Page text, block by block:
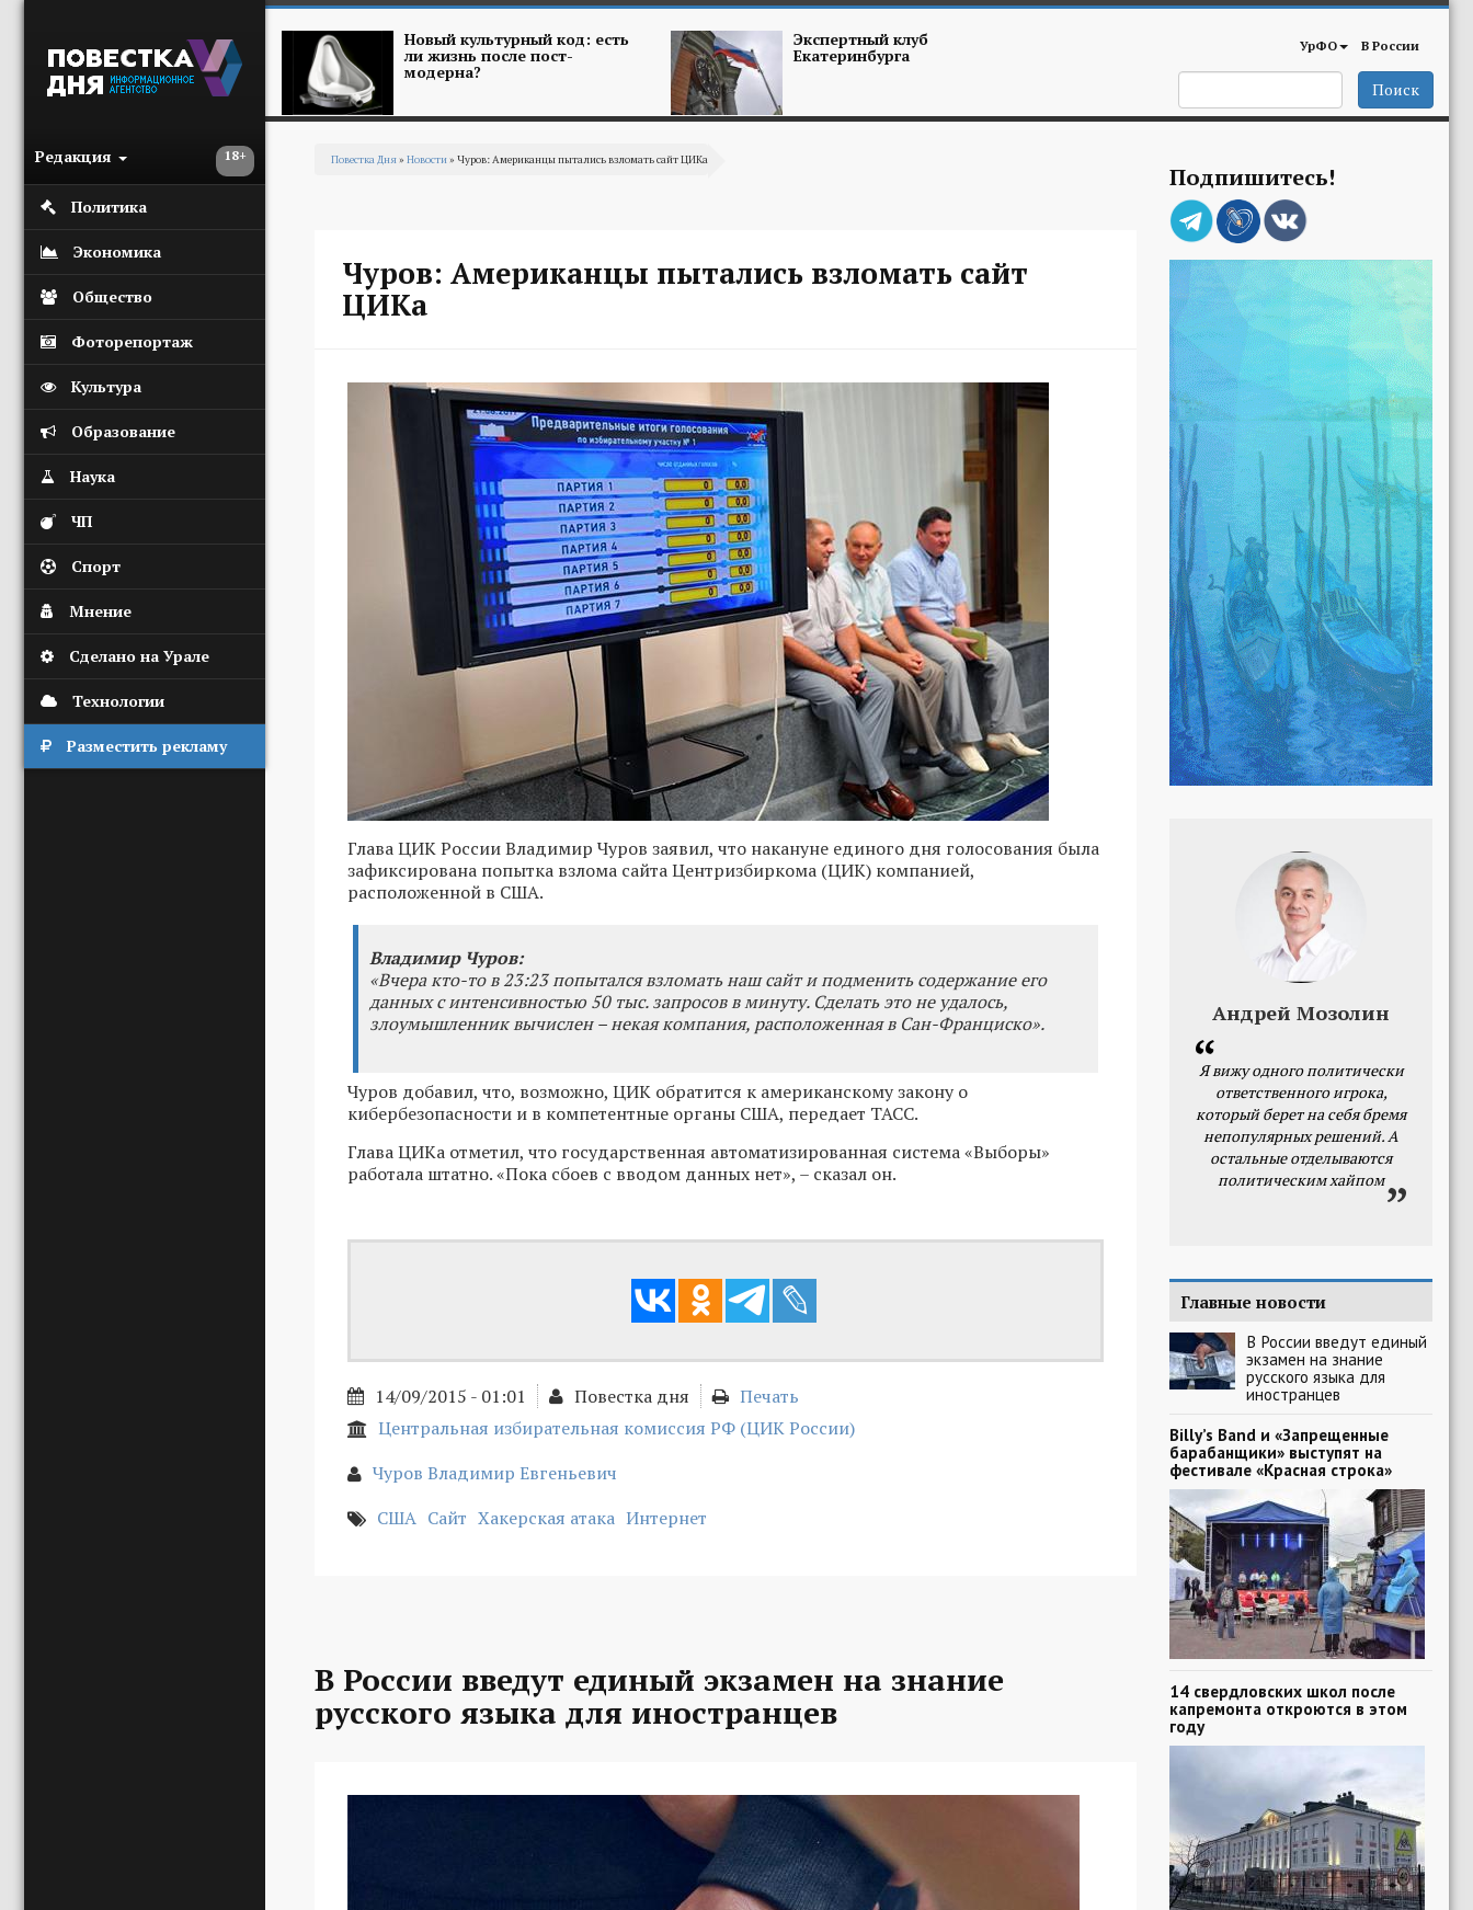
18+
Редакция
Политика
Экономика
Общество
Фоторепортаж
Культура
Образование
Наука
ЧП
Спорт
Мнение
Сделано на Урале
Технологии
Разместить рекламу
Новый культурный код: есть
ли жизнь после пост-
модерна?
Экспертный клуб
Екатеринбурга УрФО В России
Поиск
Повестка Дня» Новости» Чуров: Американцы пытались взломать сайт ЦИКа
Чуров: Американцы пытались взломать сайт
ЦИКа
Глава ЦИК России Владимир Чуров заявил, что накануне единого дня голосования была
зафиксирована попытка взлома сайта Центризбиркома (ЦИК) компанией,
расположенной в США.
Владимир Чуров:
«Вчера кто-то в 23:23 попытался взломать наш сайт и подменить содержание его
данных с интенсивностью 50 тыс. запросов в минуту. Сделать это не удалось,
злоумышленник вычислен – некая компания, расположенная в Сан-Франциско».
Чуров добавил, что, возможно, ЦИК обратится к американскому закону о
кибербезопасности и в компетентные органы США, передает ТАСС.
Глава ЦИКа отметил, что государственная автоматизированная система «Выборы»
работала штатно. «Пока сбоев с вводом данных нет», – сказал он.
14/09/2015 - 01:01 Повестка дня
Печать
Центральная избирательная комиссия РФ (ЦИК России)
Чуров Владимир Евгеньевич
США Сайт Хакерская атака Интернет
В России введут единый экзамен на знание
русского языка для иностранцев
Подпишитесь!
Андрей Мозолин
Я вижу одного политически
ответственного игрока,
который берет на себя бремя
непопулярных решений. А
остальные отделываются
политическим хайпом
Главные новости
В России введут единый
экзамен на знание
русского языка для
иностранцев
Billy’s Band и «Запрещенные
барабанщики» выступят на
фестивале «Красная строка»
14 свердловских школ после
капремонта откроются в этом
году